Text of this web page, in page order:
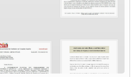
da CNTTL, CGTB e dos caminhoneiros
LUTAS, EMPREGO, DIREITOS EM
DA VIDA
especial do professor da Unisinos e Doutor em
Rafael Grohmann, que coordena uma pesquisa